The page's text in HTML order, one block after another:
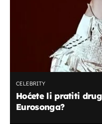
CELEBRITY
Hoćete li pratiti
Eurosonga?